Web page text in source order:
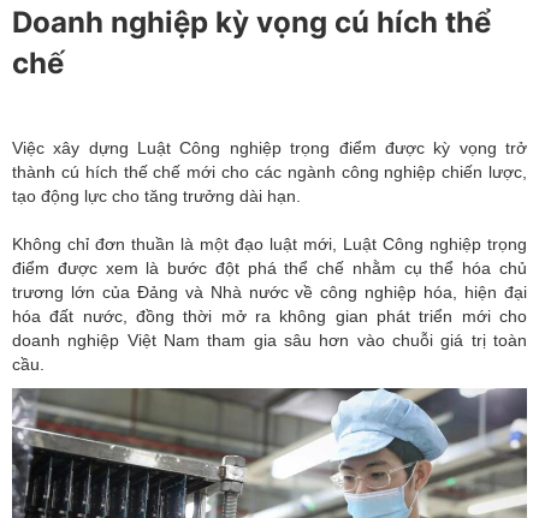
Doanh nghiệp kỳ vọng cú hích thể
chế
Việc xây dựng Luật Công nghiệp trọng điểm được kỳ vọng trở
thành cú hích thế chế mới cho các ngành công nghiệp chiến lược,
tạo động lực cho tăng trưởng dài hạn.
Không chỉ đơn thuần là một đạo luật mới, Luật Công nghiệp trọng
điểm được xem là bước đột phá thể chế nhằm cụ thể hóa chủ
trương lớn của Đảng và Nhà nước về công nghiệp hóa, hiện đại
hóa đất nước, đồng thời mở ra không gian phát triển mới cho
doanh nghiệp Việt Nam tham gia sâu hơn vào chuỗi giá trị toàn
cầu.